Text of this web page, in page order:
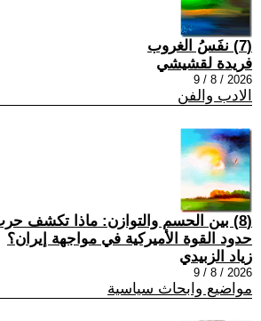
(7) نفَسُ الغروب
فريدة لقشيشي
2026 / 8 / 9
الادب والفن
حدود القوة الأميركية في مواجهة إيران؟
زياد الزبيدي
2026 / 8 / 9
مواضيع وابحاث سياسية